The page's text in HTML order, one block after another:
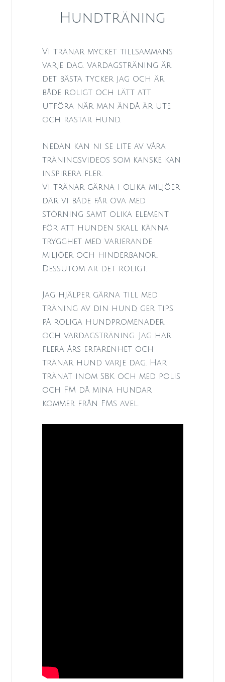
Hundträning
Vi tränar mycket tillsammans
varje dag. Vardagsträning är
det bästa tycker jag och är
både roligt och lätt att
utföra när man ändå är ute
och rastar hund.
Nedan kan ni se lite av våra
träningsvideos som kanske kan
inspirera fler.
Vi tränar gärna i olika miljöer
där vi både får öva med
störning samt olika element
för att hunden skall känna
trygghet med varierande
miljöer och hinderbanor.
Dessutom är det roligt.
Jag hjälper gärna till med
träning av din hund, ger tips
på roliga hundpromenader
och vardagsträning. Jag har
flera års erfarenhet och
tränar hund varje dag. Har
tränat inom SBK och med polis
och FM då mina hundar
kommer från FMs avel.